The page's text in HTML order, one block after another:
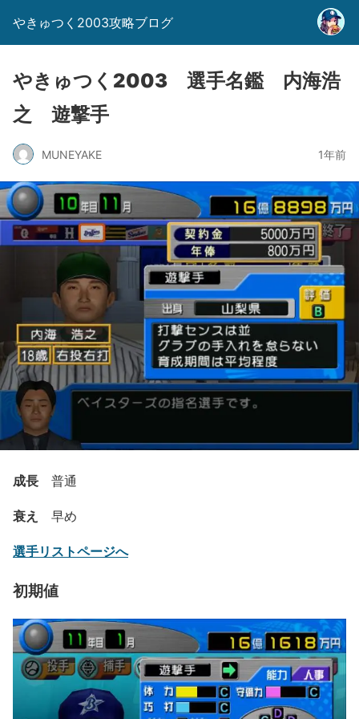
やきゅつく2003攻略ブログ
やきゅつく2003 選手名鑑 内海浩
之 遊撃手
MUNEYAKE 1年前
成長 普通
衰え 早め
選手リストページへ
初期値